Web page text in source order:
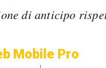
di anticipo
Mobile Pro